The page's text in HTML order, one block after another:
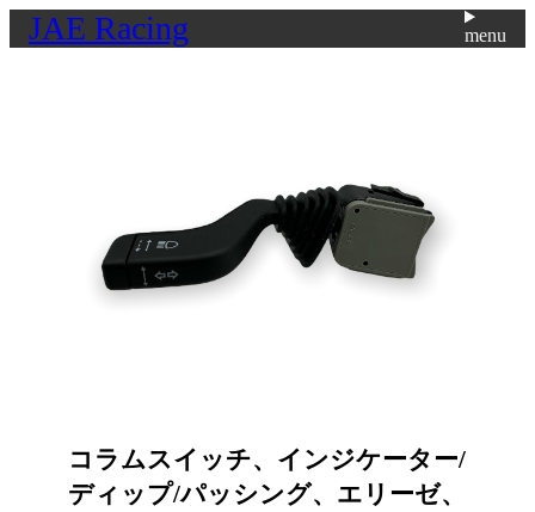
JAE Racing menu
コラムスイッチ、インジケーター/
ディップ/パッシング、エリーゼ、